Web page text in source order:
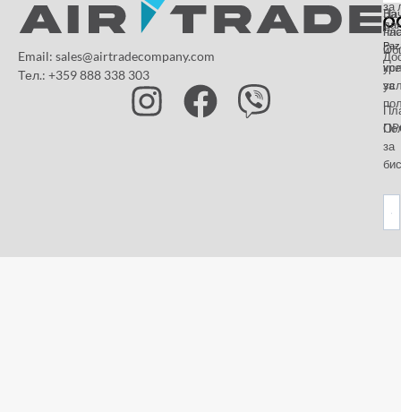
Email: sales@airtradecompany.com
Тел.: +359 888 338 303
За
нас
и
за
за
за